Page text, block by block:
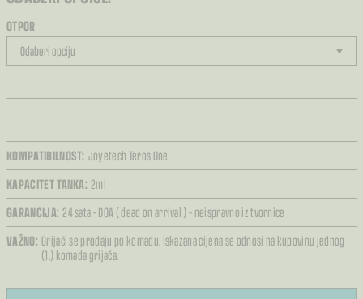
OTPOR
KOMPATIBILNOST: Joyetech Teros One
KAPACITET TANKA: 2ml
GARANCIJA: 24 sata – DOA ( dead on arrival ) – neispravno iz tvornice
VAŽNO: Grijači se prodaju po komadu. Iskazana cijena se odnosi na kupovinu jednog
(1.) komada grijača.